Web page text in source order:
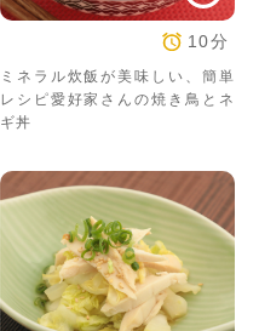
10分
ミネラル炊飯が美味しい、簡単
レシピ愛好家さんの焼き鳥とネ
ギ丼